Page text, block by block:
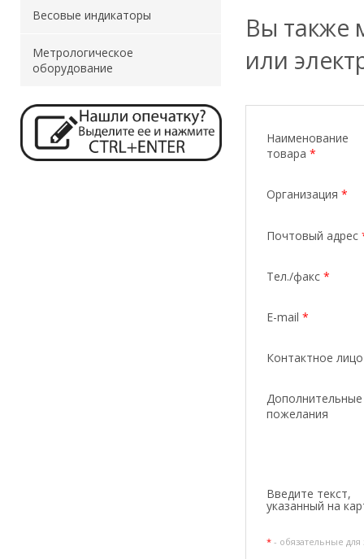
Вы также
или
Наименование
товара *
Организация *
Почтовый адрес
Тел./факс *
E-mail *
Контактное
Дополнительные
пожелания
Введите текcт,
указанный на
* - обязательные
Весовые индикаторы
Метрологическое
оборудование